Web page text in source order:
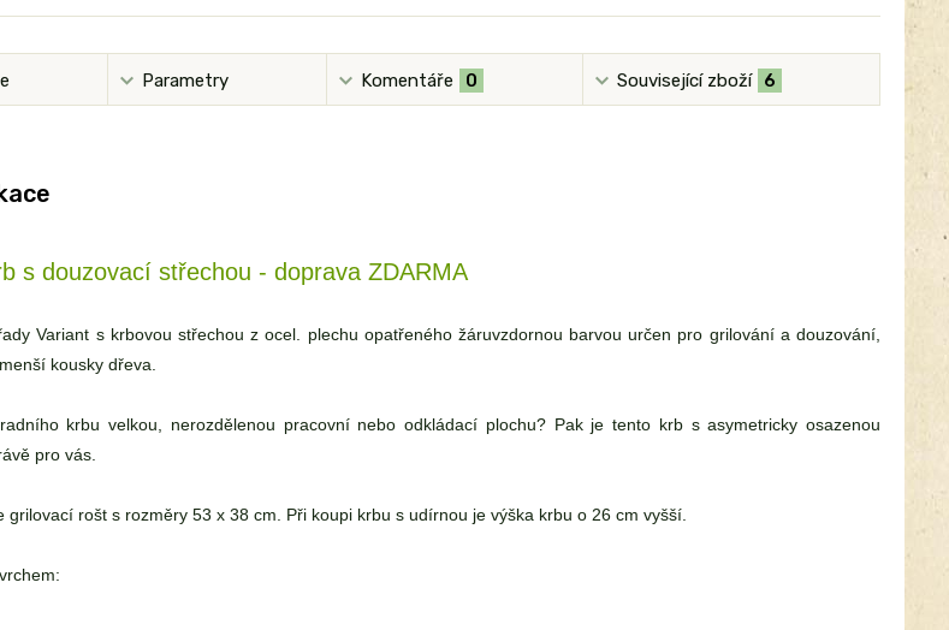
Parametry Komentáře 0 Související zboží 6
s douzovací střechou - doprava ZDARMA
Variant s krbovou střechou z ocel. plechu opatřeného žáruvzdornou barvou určen pro grilování a douzování,
kousky dřeva.
krbu velkou, nerozdělenou pracovní nebo odkládací plochu? Pak je tento krb s asymetricky osazenou
pro vás.
grilovací rošt s rozměry 53 x 38 cm. Při koupi krbu s udírnou je výška krbu o 26 cm vyšší.